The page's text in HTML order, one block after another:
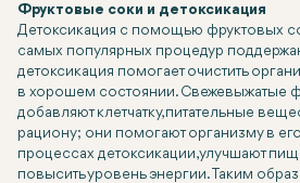
Фруктовые соки и детоксикация
Детоксикация с помощью фруктовых
самых популярных процедур
детоксикация помогает очистить
в хорошем состоянии. Свежевыжатые
добавляют клетчатку, питательные
рациону; они помогают организму в
процессах детоксикации, улучшают
повысить уровень энергии. Таким